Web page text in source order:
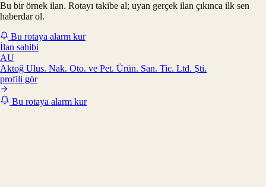
Bu bir örnek ilan. Rotayı takibe al; uyan gerçek ilan çıkınca ilk sen
haberdar ol.
Bu rotaya alarm kur
İlan sahibi
AU
Aktoğ Ulus. Nak. Oto. ve Pet. Ürün. San. Tic. Ltd. Şti.
profili gör
Bu rotaya alarm kur